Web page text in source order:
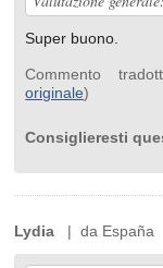
Super buono.
Commento
originale)
Consiglieresti
Lydia | da España